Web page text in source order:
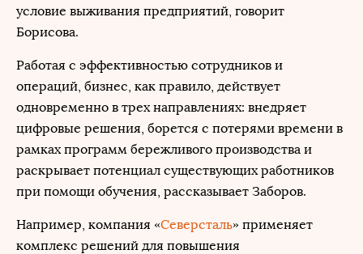
условие выживания предприятий, говорит
Борисова.
Работая с эффективностью сотрудников и
операций, бизнес, как правило, действует
одновременно в трех направлениях: внедряет
цифровые решения, борется с потерями времени в
рамках программ бережливого производства и
раскрывает потенциал существующих работников
при помощи обучения, рассказывает Заборов.
Например, компания «Северсталь» применяет
комплекс решений для повышения